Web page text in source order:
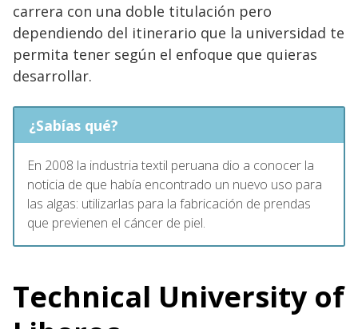
carrera con una doble titulación pero
dependiendo del itinerario que la universidad te
permita tener según el enfoque que quieras
desarrollar.
¿Sabías qué?
En 2008 la industria textil peruana dio a conocer la
noticia de que había encontrado un nuevo uso para
las algas: utilizarlas para la fabricación de prendas
que previenen el cáncer de piel.
Technical University of